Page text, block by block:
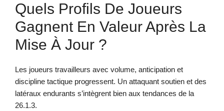
Quels Profils De Joueurs
Gagnent En Valeur Après La
Mise À Jour ?
Les joueurs travailleurs avec volume, anticipation et
discipline tactique progressent. Un attaquant soutien et des
latéraux endurants s’intègrent bien aux tendances de la
26.1.3.